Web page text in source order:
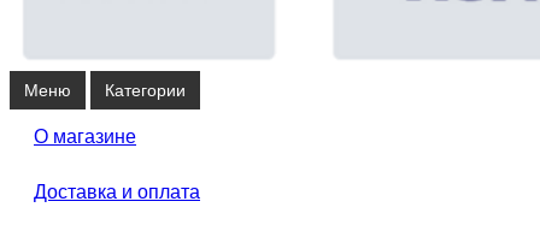
Меню Категории
О магазине
Доставка и оплата